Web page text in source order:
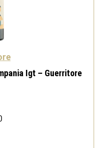
Igt – Guerritore